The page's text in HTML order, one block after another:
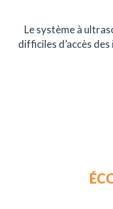
Le système à
difficiles d’accès